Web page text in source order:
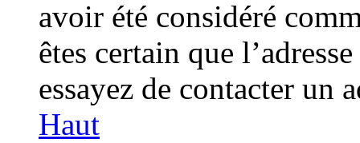
avoir été considéré
êtes certain que
essayez de contacter un
Haut